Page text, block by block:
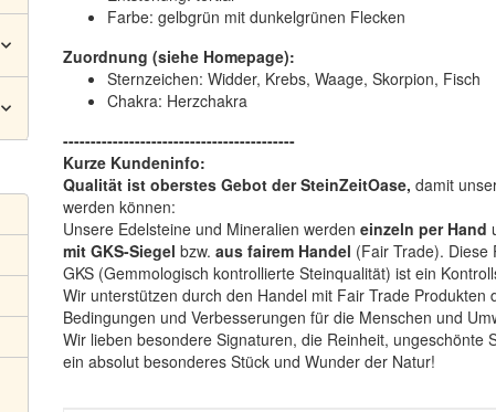
Farbe: gelbgrün mit dunkelgrünen Flecken
Zuordnung (siehe Homepage):
Sternzeichen: Widder, Krebs, Waage, Skorpion, Fisch
Chakra: Herzchakra
------------------------------------------
Kurze Kundeninfo:
Qualität ist oberstes Gebot der SteinZeitOase, damit
werden können:
Unsere Edelsteine und Mineralien werden einzeln per Hand
mit GKS-Siegel bzw. aus fairem Handel (Fair Trade). Diese
GKS (Gemmologisch kontrollierte Steinqualität) ist ein
Wir unterstützen durch den Handel mit Fair Trade
Bedingungen und Verbesserungen für die Menschen und
Wir lieben besondere Signaturen, die Reinheit,
ein absolut besonderes Stück und Wunder der Natur!